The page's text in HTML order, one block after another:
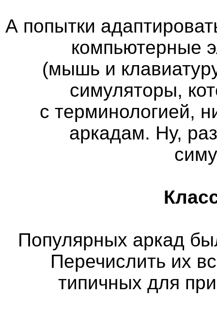
А попытки
компьютерные
(мышь и
симуляторы,
с терминологией,
аркадам. Ну,
Популярных аркад
Перечислить их
типичных для